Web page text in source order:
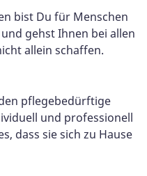
bist Du für Menschen
gehst Ihnen bei allen
allein schaffen.
pflegebedürftige
und professionell
dass sie sich zu Hause